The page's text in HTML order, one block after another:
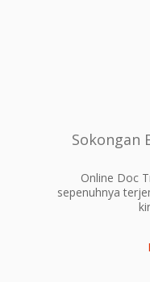
Sokongan
Online Doc
sepenuhnya